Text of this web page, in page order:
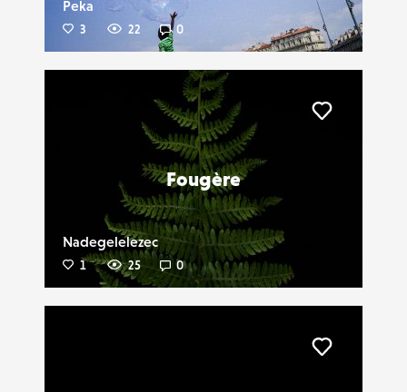
Peka
3 22 0
Fougère
Nadegelelezec
1 25 0